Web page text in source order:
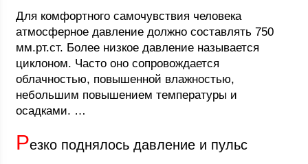
Для комфортного самочувствия человека
атмосферное давление должно составлять 750
мм.рт.ст. Более низкое давление называется
циклоном. Часто оно сопровождается
облачностью, повышенной влажностью,
небольшим повышением температуры и
осадками. …
Резко поднялось давление и пульс